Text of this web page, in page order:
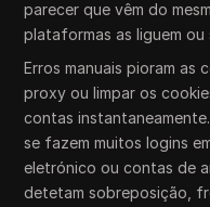
parecer que vêm do
plataformas as liguem ou
Erros manuais pioram as
proxy ou limpar os
contas
se fazem muitos logins
eletrónico ou contas de
detetam sobreposição,